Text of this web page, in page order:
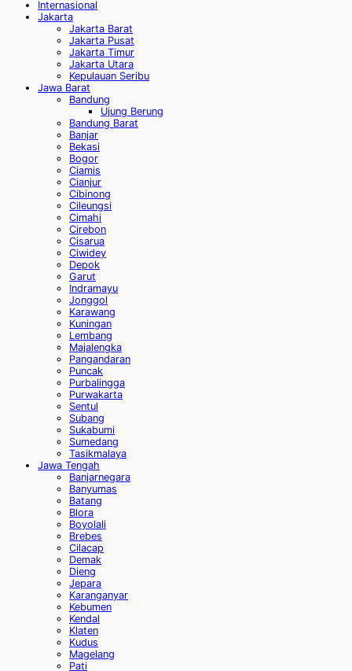
Internasional
Jakarta
Jakarta Barat
Jakarta Pusat
Jakarta Timur
Jakarta Utara
Kepulauan Seribu
Jawa Barat
Bandung
Ujung Berung
Bandung Barat
Banjar
Bekasi
Bogor
Ciamis
Cianjur
Cibinong
Cileungsi
Cimahi
Cirebon
Cisarua
Ciwidey
Depok
Garut
Indramayu
Jonggol
Karawang
Kuningan
Lembang
Majalengka
Pangandaran
Puncak
Purbalingga
Purwakarta
Sentul
Subang
Sukabumi
Sumedang
Tasikmalaya
Jawa Tengah
Banjarnegara
Banyumas
Batang
Blora
Boyolali
Brebes
Cilacap
Demak
Dieng
Jepara
Karanganyar
Kebumen
Kendal
Klaten
Kudus
Magelang
Pati